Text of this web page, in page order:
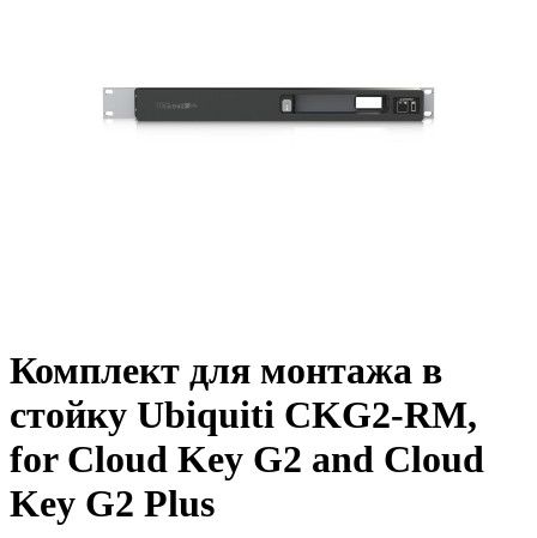
Комплект для монтажа в
стойку Ubiquiti CKG2-RM,
for Cloud Key G2 and Cloud
Key G2 Plus